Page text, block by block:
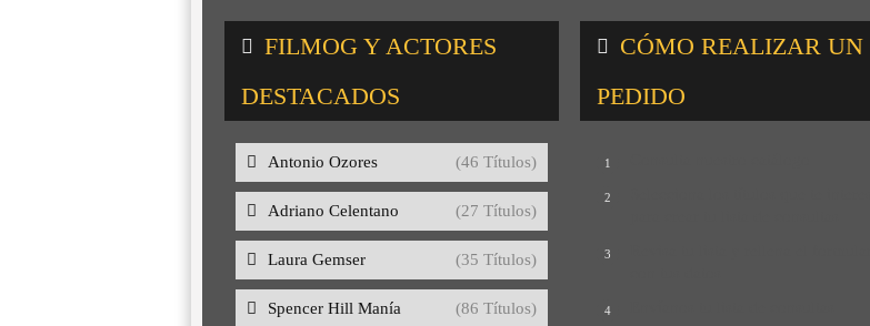
FILMOG Y ACTORES
DESTACADOS
Antonio Ozores (46 Títulos)
Adriano Celentano (27 Títulos)
Laura Gemser (35 Títulos)
Spencer Hill Manía (86 Títulos)
CÓMO REALIZAR UN
PEDIDO
1
2
3
4